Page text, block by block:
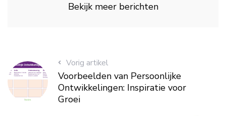
Bekijk meer berichten
Vorig artikel
Voorbeelden van Persoonlijke
Ontwikkelingen: Inspiratie voor
Groei